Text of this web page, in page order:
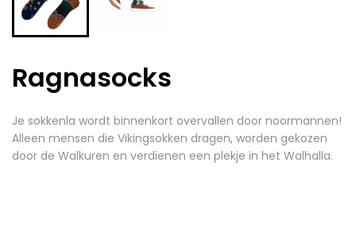
Ragnasocks
Je sokkenla wordt binnenkort overvallen door noormannen!
Alleen mensen die Vikingsokken dragen, worden gekozen
door de Walkuren en verdienen een plekje in het Walhalla.